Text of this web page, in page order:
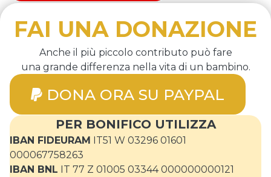
FAI UNA DONAZIONE
Anche il più piccolo contributo può fare
una grande differenza nella vita di un bambino.
DONA ORA SU PAYPAL
PER BONIFICO UTILIZZA
IBAN FIDEURAM IT51 W 03296 01601
000067758263
IBAN BNL IT 77 Z 01005 03344 000000000121